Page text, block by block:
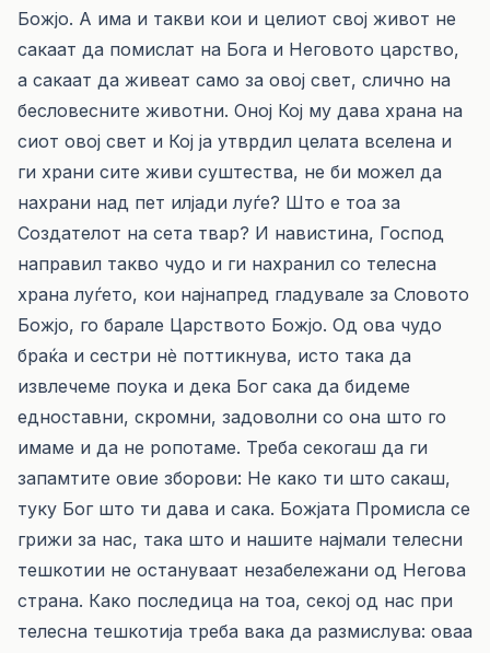
Божјо. А има и такви кои и целиот свој живот не
сакаат да помислат на Бога и Неговото царство,
а сакаат да живеат само за овој свет, слично на
бесловесните животни. Оној Кој му дава храна на
сиот овој свет и Кој ја утврдил целата вселена и
ги храни сите живи суштества, не би можел да
нахрани над пет илјади луѓе? Што е тоа за
Создателот на сета твар? И навистина, Господ
направил такво чудо и ги нахранил со телесна
храна луѓето, кои најнапред гладувале за Словото
Божјо, го барале Царството Божјо. Од ова чудо
браќа и сестри нѐ поттикнува, исто така да
извлечеме поука и дека Бог сака да бидеме
едноставни, скромни, задоволни со она што го
имаме и да не ропотаме. Треба секогаш да ги
запамтите овие зборови: Не како ти што сакаш,
туку Бог што ти дава и сака. Божјата Промисла се
грижи за нас, така што и нашите најмали телесни
тешкотии не остануваат незабележани од Негова
страна. Како последица на тоа, секој од нас при
телесна тешкотија треба вака да размислува: оваа